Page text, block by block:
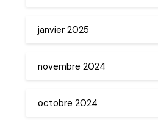
janvier 2025
novembre 2024
octobre 2024